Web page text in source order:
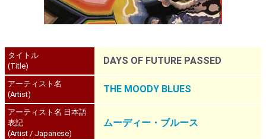
タイトル
(Title)
DAYS OF FUTURE PASSED
アーティスト名
(Artist)
THE MOODY BLUES
アーティスト名 日本語
表記
(Artist / Japanese)
ムーディー・ブルース